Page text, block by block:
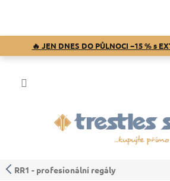
🔥 JEN DNES DO PŮLNOCI −15 % s
RR1 - profesionální regály